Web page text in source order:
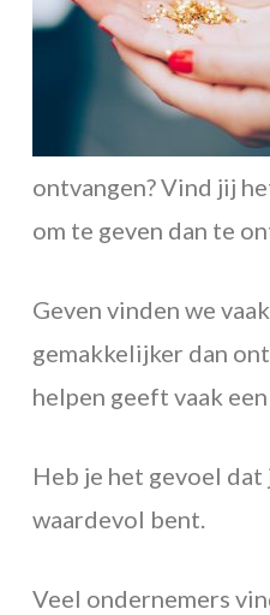
ontvangen? Vind jij
om te geven dan te
Geven vinden we
gemakkelijker dan
helpen geeft vaak
Heb je het gevoel
waardevol bent.
Veel ondernemers